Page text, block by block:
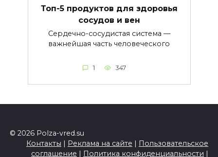
Топ-5 продуктов для здоровья
сосудов и вен
Сердечно-сосудистая система —
важнейшая часть человеческого
1 347
© 2026 Polza-vred.su
Контакты | Реклама на сайте | Пользовательское
соглашение | Политика конфиденциальности |